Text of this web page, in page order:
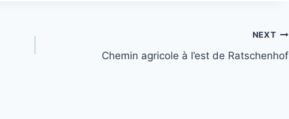
NEXT
Chemin agricole à l’est de Ratschenhof